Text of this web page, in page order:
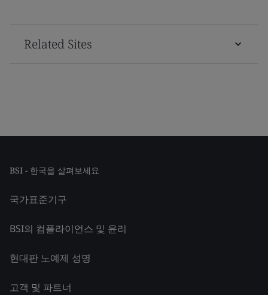
Related Sites
BSI - 한국을 살펴보세요
국가표준기구
BSI의 컴플라이언스 및 윤리
현대판 노예제 성명
고객 및 파트너